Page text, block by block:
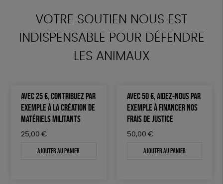
VOTRE SOUTIEN NOUS EST
INDISPENSABLE POUR DÉFENDRE
LES ANIMAUX
AVEC 25 €, CONTRIBUEZ PAR
EXEMPLE À LA CRÉATION DE
MATÉRIELS MILITANTS
25,00 €
Ajouter au panier
AVEC 50 €, AIDEZ-NOUS PAR
EXEMPLE À FINANCER NOS
FRAIS DE JUSTICE
50,00 €
Ajouter au panier